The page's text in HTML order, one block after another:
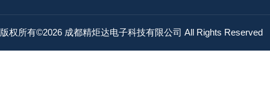
版权所有©2026 成都精炬达电子科技有限公司 All Rights Reserved